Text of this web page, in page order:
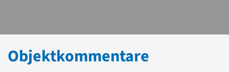
Objektkommentare